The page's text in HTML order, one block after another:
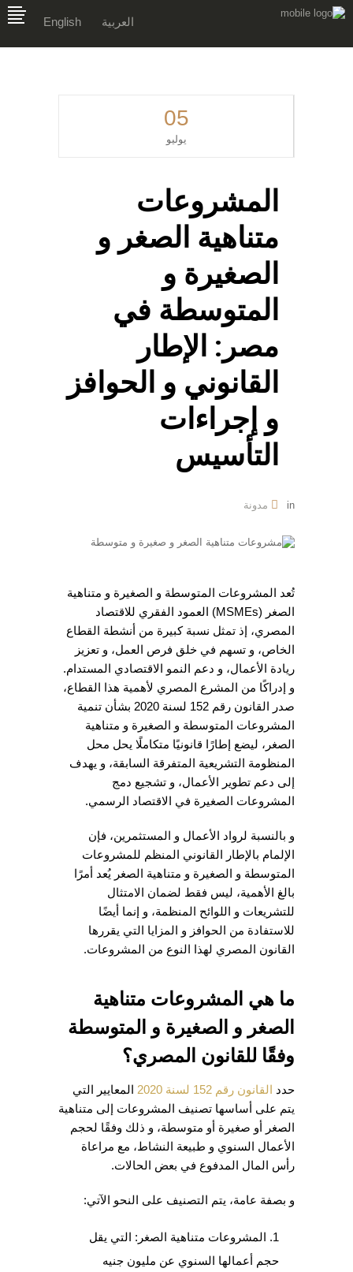
العربية English
05
يوليو
المشروعات
متناهية الصغر و
الصغيرة و
المتوسطة في
مصر: الإطار
القانوني و الحوافز
و إجراءات
التأسيس
in مدونة
تُعد المشروعات المتوسطة و الصغيرة و متناهية
الصغر (MSMEs) العمود الفقري للاقتصاد
المصري، إذ تمثل نسبة كبيرة من أنشطة القطاع
الخاص، و تسهم في خلق فرص العمل، و تعزيز
ريادة الأعمال، و دعم النمو الاقتصادي المستدام.
و إدراكًا من المشرع المصري لأهمية هذا القطاع،
صدر القانون رقم 152 لسنة 2020 بشأن تنمية
المشروعات المتوسطة و الصغيرة و متناهية
الصغر، ليضع إطارًا قانونيًا متكاملًا يحل محل
المنظومة التشريعية المتفرقة السابقة، و يهدف
إلى دعم تطوير الأعمال، و تشجيع دمج
المشروعات الصغيرة في الاقتصاد الرسمي.
و بالنسبة لرواد الأعمال و المستثمرين، فإن
الإلمام بالإطار القانوني المنظم للمشروعات
المتوسطة و الصغيرة و متناهية الصغر يُعد أمرًا
بالغ الأهمية، ليس فقط لضمان الامتثال
للتشريعات و اللوائح المنظمة، و إنما أيضًا
للاستفادة من الحوافز و المزايا التي يقررها
القانون المصري لهذا النوع من المشروعات.
ما هي المشروعات متناهية
الصغر و الصغيرة و المتوسطة
وفقًا للقانون المصري؟
حدد القانون رقم 152 لسنة 2020
المعايير التي
يتم على أساسها تصنيف المشروعات إلى متناهية
الصغر أو صغيرة أو متوسطة، و ذلك وفقًا لحجم
الأعمال السنوي و طبيعة النشاط، مع مراعاة
رأس المال المدفوع في بعض الحالات.
و بصفة عامة، يتم التصنيف على النحو الآتي:
المشروعات متناهية الصغر: التي يقل
حجم أعمالها السنوي عن مليون جنيه